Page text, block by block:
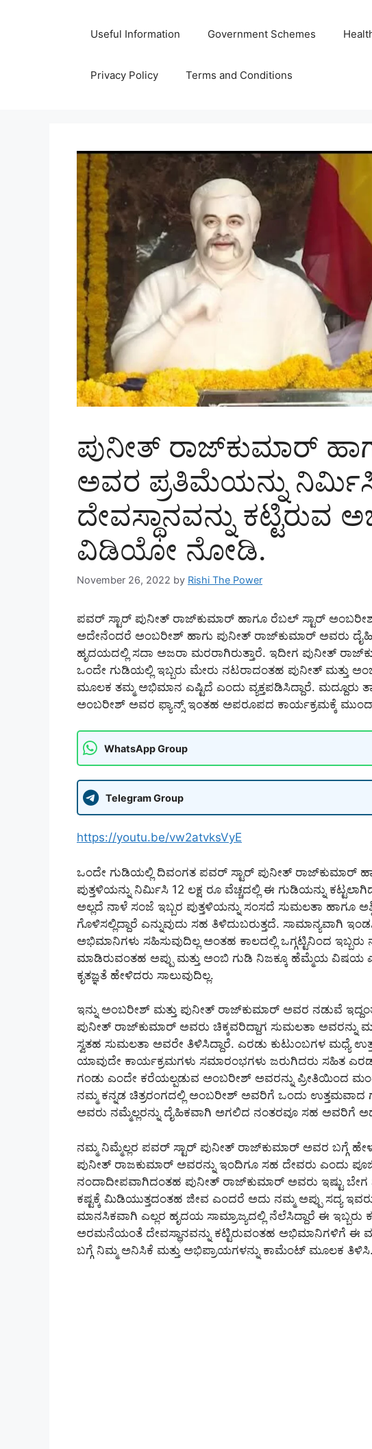
Useful Information Government Schemes
Privacy Policy Terms and Conditions
ಪುನೀತ್ ರಾಜ್‌ಕುಮಾರ್
ಅವರ ಪ್ರತಿಮೆಯನ್ನು
ದೇವಸ್ಥಾನವನ್ನು ಕಟ್ಟಿರುವ
ವಿಡಿಯೋ ನೋಡಿ.
November 26, 2022 by Rishi The Power
ಪವರ್ ಸ್ಟಾರ್ ಪುನೀತ್ ರಾಜ್‌ಕುಮಾರ್ ಹಾಗೂ ರೆಬಲ್ ಸ್ಟಾರ್
ಅದೇನೆಂದರೆ ಅಂಬರೀಶ್ ಹಾಗು ಪುನೀತ್ ರಾಜ್‌ಕುಮಾರ್ ಅವರು
ಹೃದಯದಲ್ಲಿ ಸದಾ ಅಜರಾ ಮರರಾಗಿರುತ್ತಾರೆ. ಇದೀಗ ಪುನೀತ್
ಒಂದೇ ಗುಡಿಯಲ್ಲಿ ಇಬ್ಬರು ಮೇರು ನಟರಾದಂತಹ ಪುನೀತ್ ಮತ್ತು
ಮೂಲಕ ತಮ್ಮ ಅಭಿಮಾನ ಎಷ್ಟಿದೆ ಎಂದು ವ್ಯಕ್ತಪಡಿಸಿದ್ದಾರೆ. ಮದ್ದೂರು
ಅಂಬರೀಶ್ ಅವರ ಫ್ಯಾನ್ಸ್ ಇಂತಹ ಅಪರೂಪದ ಕಾರ್ಯಕ್ರಮಕ್ಕೆ
WhatsApp Group
Telegram Group
https://youtu.be/vw2atvksVyE
ಒಂದೇ ಗುಡಿಯಲ್ಲಿ ದಿವಂಗತ ಪವರ್ ಸ್ಟಾರ್ ಪುನೀತ್ ರಾಜ್‌ಕುಮಾರ್
ಪುತ್ತಳಿಯನ್ನು ನಿರ್ಮಿಸಿ 12 ಲಕ್ಷ ರೂ ವೆಚ್ಚದಲ್ಲಿ ಈ ಗುಡಿಯನ್ನು
ಅಲ್ಲದೆ ನಾಳೆ ಸಂಜೆ ಇಬ್ಬರ ಪುತ್ತಳಿಯನ್ನು ಸಂಸದೆ ಸುಮಲತಾ ಹಾಗೂ
ಗೊಳಿಸಲ್ಲಿದ್ದಾರೆ ಎನ್ನುವುದು ಸಹ ತಿಳಿದುಬರುತ್ತದೆ. ಸಾಮಾನ್ಯವಾಗಿ
ಅಭಿಮಾನಿಗಳು ಸಹಿಸುವುದಿಲ್ಲ ಅಂತಹ ಕಾಲದಲ್ಲಿ ಒಗ್ಗಟ್ಟಿನಿಂದ
ಮಾಡಿರುವಂತಹ ಅಪ್ಪು ಮತ್ತು ಅಂಬಿ ಗುಡಿ ನಿಜಕ್ಕೂ ಹೆಮ್ಮೆಯ ವಿಷಯ
ಕೃತಜ್ಞತೆ ಹೇಳಿದರು ಸಾಲುವುದಿಲ್ಲ.
ಇನ್ನು ಅಂಬರೀಶ್ ಮತ್ತು ಪುನೀತ್ ರಾಜ್‌ಕುಮಾರ್ ಅವರ ನಡುವೆ
ಪುನೀತ್ ರಾಜ್‌ಕುಮಾರ್ ಅವರು ಚಿಕ್ಕವರಿದ್ದಾಗ ಸುಮಲತಾ ಅವರನ್ನು
ಸ್ವತಹ ಸುಮಲತಾ ಅವರೇ ತಿಳಿಸಿದ್ದಾರೆ. ಎರಡು ಕುಟುಂಬಗಳ ಮಧ್ಯೆ
ಯಾವುದೇ ಕಾರ್ಯಕ್ರಮಗಳು ಸಮಾರಂಭಗಳು ಜರುಗಿದರು ಸಹಿತ
ಗಂಡು ಎಂದೇ ಕರೆಯಲ್ಪಡುವ ಅಂಬರೀಶ್ ಅವರನ್ನು ಪ್ರೀತಿಯಿಂದ
ನಮ್ಮ ಕನ್ನಡ ಚಿತ್ರರಂಗದಲ್ಲಿ ಅಂಬರೀಶ್ ಅವರಿಗೆ ಒಂದು ಉತ್ತಮವಾದ
ಅವರು ನಮ್ಮೆಲ್ಲರನ್ನು ದೈಹಿಕವಾಗಿ ಅಗಲಿದ ನಂತರವೂ ಸಹ ಅವರಿಗೆ
ನಮ್ಮ ನಿಮ್ಮೆಲ್ಲರ ಪವರ್ ಸ್ಟಾರ್ ಪುನೀತ್ ರಾಜ್‌ಕುಮಾರ್ ಅವರ ಬಗ್ಗೆ
ಪುನೀತ್ ರಾಜಕುಮಾರ್ ಅವರನ್ನು ಇಂದಿಗೂ ಸಹ ದೇವರು ಎಂದು
ನಂದಾದೀಪವಾಗಿದಂತಹ ಪುನೀತ್ ರಾಜ್‌ಕುಮಾರ್ ಅವರು ಇಷ್ಟು ಬೇಗ
ಕಷ್ಟಕ್ಕೆ ಮಿಡಿಯುತ್ತದಂತಹ ಜೀವ ಎಂದರೆ ಅದು ನಮ್ಮ ಅಪ್ಪು ಸದ್ಯ
ಮಾನಸಿಕವಾಗಿ ಎಲ್ಲರ ಹೃದಯ ಸಾಮ್ರಾಜ್ಯದಲ್ಲಿ ನೆಲೆಸಿದ್ದಾರೆ ಈ
ಅರಮನೆಯಂತೆ ದೇವಸ್ಥಾನವನ್ನು ಕಟ್ಟಿರುವಂತಹ ಅಭಿಮಾನಿಗಳಿಗೆ ಈ
ಬಗ್ಗೆ ನಿಮ್ಮ ಅನಿಸಿಕೆ ಮತ್ತು ಅಭಿಪ್ರಾಯಗಳನ್ನು ಕಾಮೆಂಟ್ ಮೂಲಕ ತಿಳಿಸಿ.